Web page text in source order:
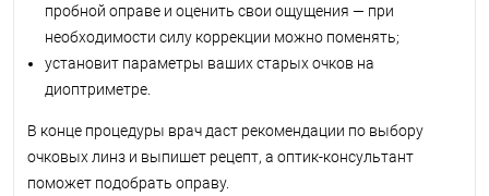
пробной оправе и оценить свои ощущения — при
необходимости силу коррекции можно поменять;
установит параметры ваших старых очков на
диоптриметре.
В конце процедуры врач даст рекомендации по выбору
очковых линз и выпишет рецепт, а оптик-консультант
поможет подобрать оправу.